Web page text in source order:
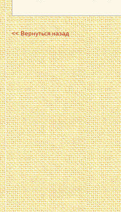
<< Вернуться назад